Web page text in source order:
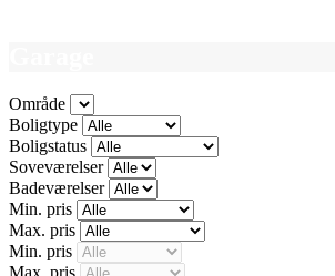
Område
Boligtype
Boligstatus
Soveværelser
Badeværelser
Min. pris
Max. pris
Min. pris
Max. pris